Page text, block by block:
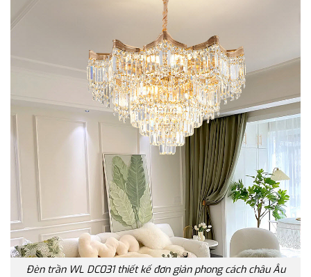
Đèn trần WL DC031 thiết kế đơn giản phong cách châu Âu